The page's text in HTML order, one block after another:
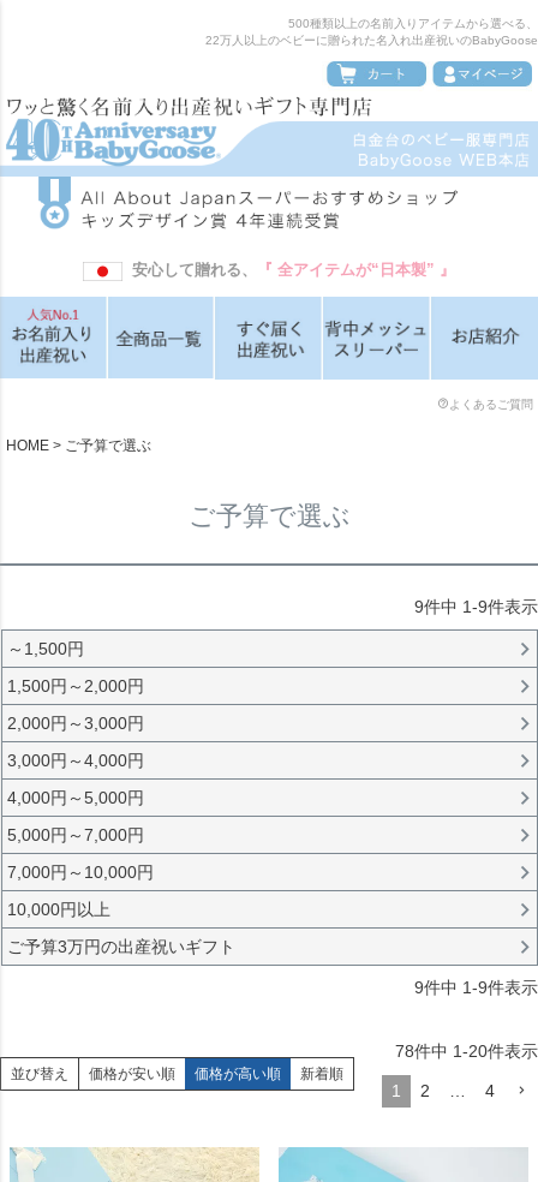
500種類以上の名前入りアイテムから選べる、
22万人以上のベビーに贈られた名入れ出産祝いのBabyGoose
安心して贈れる、 『 全アイテムが“日本製” 』
よくあるご質問
HOME ご予算で選ぶ
ご予算で選ぶ
9件中 1-9件表示
～1,500円
1,500円～2,000円
2,000円～3,000円
3,000円～4,000円
4,000円～5,000円
5,000円～7,000円
7,000円～10,000円
10,000円以上
ご予算3万円の出産祝いギフト
9件中 1-9件表示
並び替え 価格が安い順 価格が高い順 新着順
78件中 1-20件表示
1 2 … 4